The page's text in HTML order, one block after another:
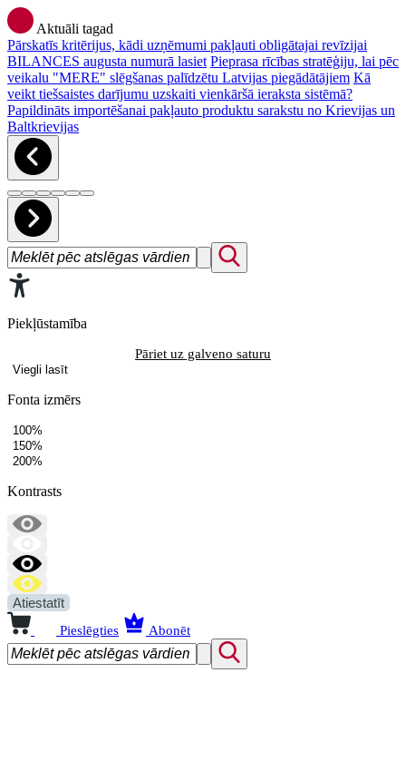
Aktuāli tagad
Pārskatīs kritērijus, kādi uzņēmumi pakļauti obligātajai revīzijai
BILANCES augusta numurā lasiet Pieprasa rīcības stratēģiju, lai pēc
veikalu "MERE" slēgšanas palīdzētu Latvijas piegādātājiem Kā
veikt tiešsaistes darījumu uzskaiti vienkāršā ieraksta sistēmā?
Papildināts importēšanai pakļauto produktu sarakstu no Krievijas un
Baltkrievijas
Piekļūstamība
Pāriet uz galveno saturu
Viegli lasīt
Fonta izmērs
100%
150%
200%
Kontrasts
Atiestatīt
Pieslēgties Abonēt